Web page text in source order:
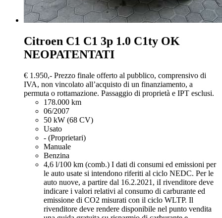
Citroen C1 C1 3p 1.0 C1ty OK
NEOPATENTATI
€ 1.950,- Prezzo finale offerto al pubblico, comprensivo di
IVA, non vincolato all’acquisto di un finanziamento, a
permuta o rottamazione. Passaggio di proprietà e IPT esclusi.
178.000 km
06/2007
50 kW (68 CV)
Usato
- (Proprietari)
Manuale
Benzina
4,6 l/100 km (comb.) I dati di consumi ed emissioni per
le auto usate si intendono riferiti al ciclo NEDC. Per le
auto nuove, a partire dal 16.2.2021, iI rivenditore deve
indicare i valori relativi al consumo di carburante ed
emissione di CO2 misurati con il ciclo WLTP. Il
rivenditore deve rendere disponibile nel punto vendita